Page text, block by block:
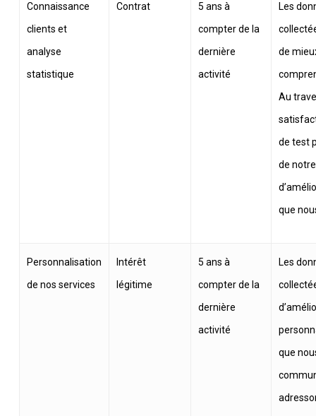
Connaissance
clients et
analyse
statistique
Contrat
5 ans à
compter de la
dernière
activité
Les
de
Au
de test
de
que
Personnalisation
de nos services
Intérêt
légitime
5 ans à
compter de la
dernière
activité
Les
que